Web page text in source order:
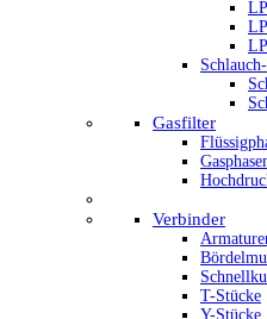
Gasfilter
Verbinder
T-Stücke
Y-Stücke